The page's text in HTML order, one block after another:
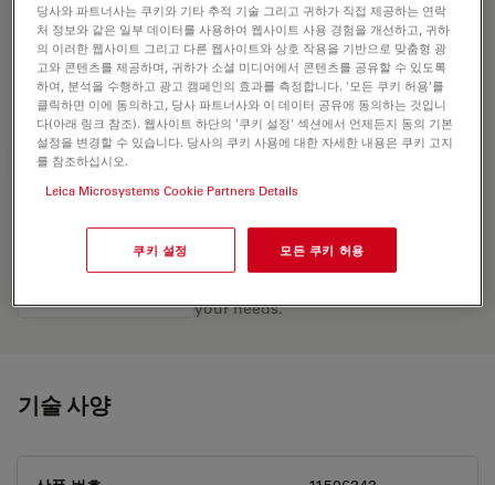
Microscope Objective HC PL APO 20x/0,75
IMM CORR CS2
견적 요청하기
Discover the perfect solution. Explore
Objective Finder
, compare
your needs.
기술 사양
당사와 파트너사는 쿠키와 기타 추적 기술 그리고 귀하가 직접 제공하는 연락
처 정보와 같은 일부 데이터를 사용하여 웹사이트 사용 경험을 개선하고, 귀하
의 이러한 웹사이트 그리고 다른 웹사이트와 상호 작용을 기반으로 맞춤형 광
고와 콘텐츠를 제공하며, 귀하가 소셜 미디어에서 콘텐츠를 공유할 수 있도록
하여, 분석을 수행하고 광고 캠페인의 효과를 측정합니다. '모든 쿠키 허용'를
클릭하면 이에 동의하고, 당사 파트너사와 이 데이터 공유에 동의하는 것입니
다(아래 링크 참조). 웹사이트 하단의 '쿠키 설정' 섹션에서 언제든지 동의 기본
설정을 변경할 수 있습니다. 당사의 쿠키 사용에 대한 자세한 내용은 쿠키 고지
를 참조하십시오.
Leica Microsystems Cookie Partners Details
쿠키 설정 모든 쿠키 허용